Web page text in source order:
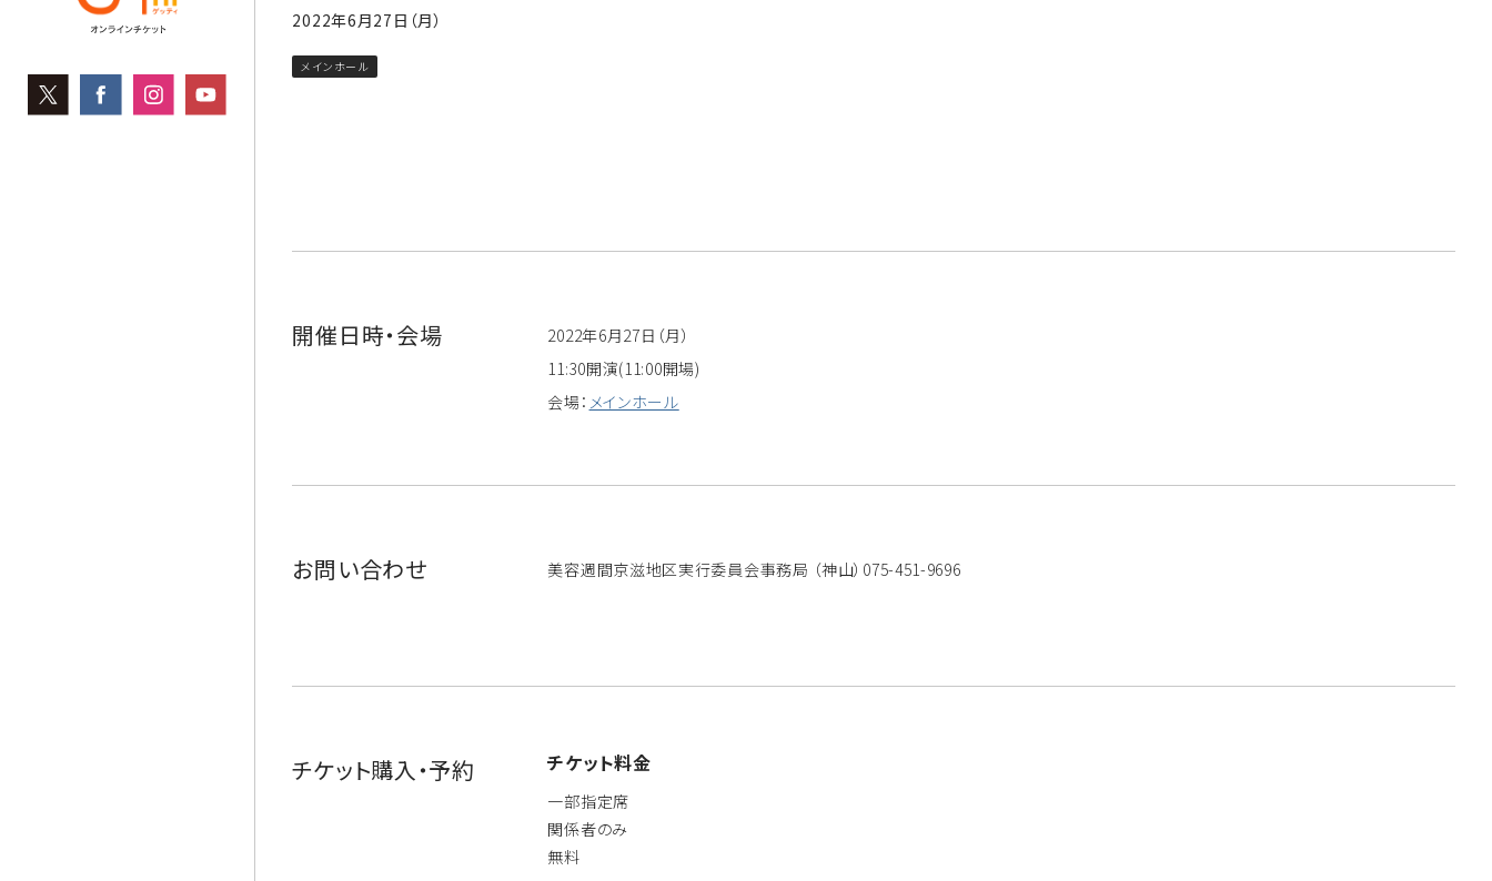
2022年6月27日（月）
メインホール
開催日時・会場
2022年6月27日（月）
11:30開演(11:00開場)
会場： メインホール
お問い合わせ 美容週間京滋地区実行委員会事務局 （神山）075-451-9696
チケット購入・予約 チケット料金
一部指定席
関係者のみ
無料